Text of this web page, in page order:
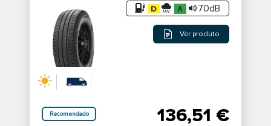
70dB
Ver produto
Recomendado 136,51 €